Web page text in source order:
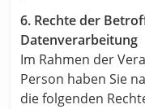
6. Rechte der
Datenverarbeitung
Im Rahmen der
Person haben Sie
die folgenden